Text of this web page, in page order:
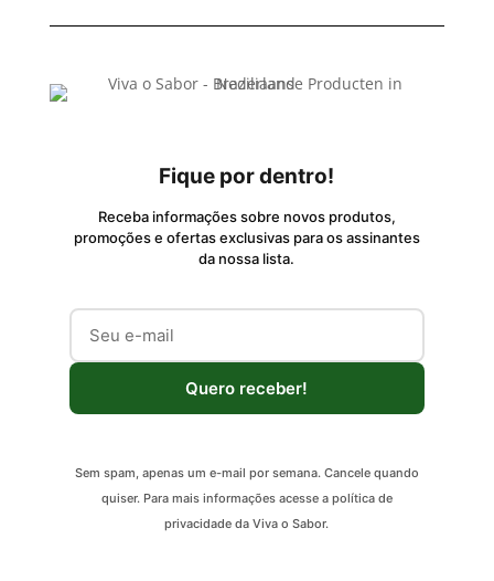
Fique por dentro!
Receba informações sobre novos produtos,
promoções e ofertas exclusivas para os assinantes
da nossa lista.
Quero receber!
Sem spam, apenas um e-mail por semana. Cancele quando
quiser. Para mais informações acesse a política de
privacidade da Viva o Sabor.